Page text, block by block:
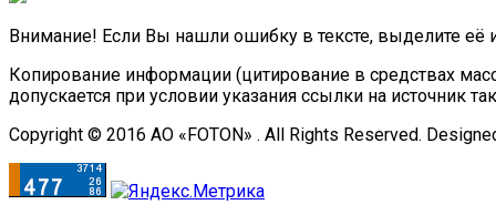
Внимание! Если Вы нашли ошибку в тексте, выделите её
Копирование информации (цитирование в средствах
допускается при условии указания ссылки на источник
Copyright © 2016 АО «FOTON» . All Rights Reserved.